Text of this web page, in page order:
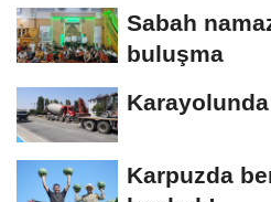
Sabah
buluşma
Karpuzda